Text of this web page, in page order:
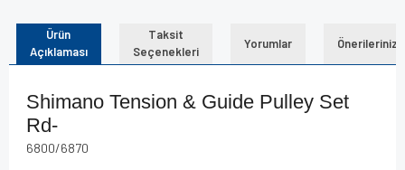
Ürün
Açıklaması
Taksit
Seçenekleri
Yorumlar Önerileriniz
Shimano Tension & Guide Pulley Set
Rd-
6800/6870